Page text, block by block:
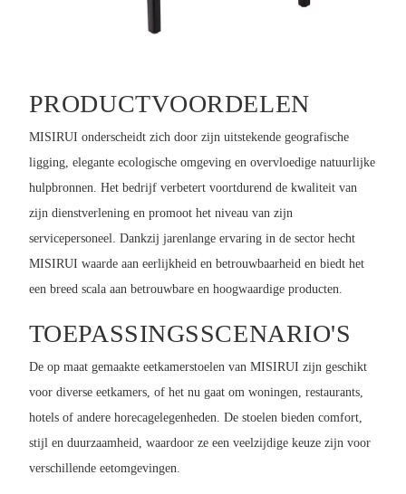
PRODUCTVOORDELEN
MISIRUI onderscheidt zich door zijn uitstekende geografische
ligging, elegante ecologische omgeving en overvloedige natuurlijke
hulpbronnen. Het bedrijf verbetert voortdurend de kwaliteit van
zijn dienstverlening en promoot het niveau van zijn
servicepersoneel. Dankzij jarenlange ervaring in de sector hecht
MISIRUI waarde aan eerlijkheid en betrouwbaarheid en biedt het
een breed scala aan betrouwbare en hoogwaardige producten.
TOEPASSINGSSCENARIO'S
De op maat gemaakte eetkamerstoelen van MISIRUI zijn geschikt
voor diverse eetkamers, of het nu gaat om woningen, restaurants,
hotels of andere horecagelegenheden. De stoelen bieden comfort,
stijl en duurzaamheid, waardoor ze een veelzijdige keuze zijn voor
verschillende eetomgevingen.